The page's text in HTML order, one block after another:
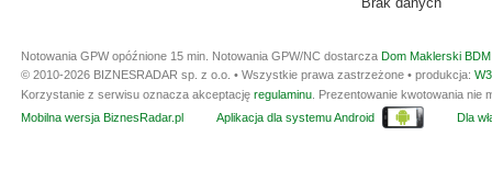
Notowania GPW opóźnione 15 min. Notowania GPW/NC dostarcza Dom Maklerski
© 2010-2026 BIZNESRADAR sp. z o.o. • Wszystkie prawa zastrzeżone • produkcja:
Korzystanie z serwisu oznacza akceptację regulaminu . Prezentowanie kwotowania
Mobilna wersja BiznesRadar.pl
Aplikacja dla systemu Android Dla